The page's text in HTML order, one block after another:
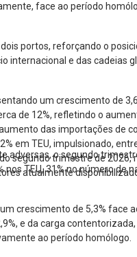
face ao período
portos, reforçando o
internacional e das cadeias
um crescimento de
de 12%, refletindo o
das importações de
em TEU, impulsionado,
segundo trimestre de
atualmente
adversas, o segundo
TEU, 31% no número de
crescimento de 5,3% face
e da carga contentorizada,
ao período homólogo.